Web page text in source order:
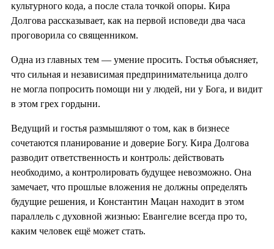
культурного кода, а после стала точкой опоры. Кира
Долгова рассказывает, как на первой исповеди два часа
проговорила со священником.
Одна из главных тем — умение просить. Гостья объясняет,
что сильная и независимая предпринимательница долго
не могла попросить помощи ни у людей, ни у Бога, и видит
в этом грех гордыни.
Ведущий и гостья размышляют о том, как в бизнесе
сочетаются планирование и доверие Богу. Кира Долгова
разводит ответственность и контроль: действовать
необходимо, а контролировать будущее невозможно. Она
замечает, что прошлые вложения не должны определять
будущие решения, и Константин Мацан находит в этом
параллель с духовной жизнью: Евангелие всегда про то,
каким человек ещё может стать.